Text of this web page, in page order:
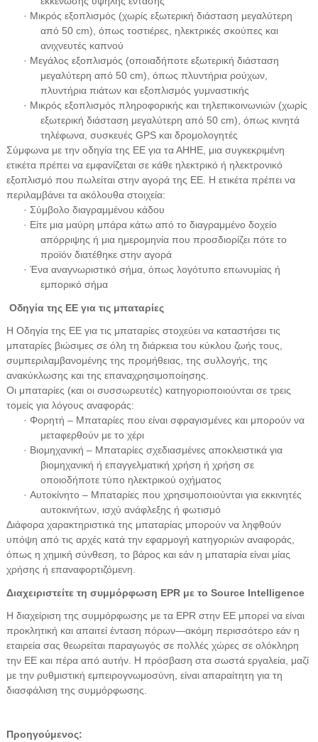
· Μικρός εξοπλισμός (χωρίς εξωτερική διάσταση μεγαλύτερη
από 50 cm), όπως τοστιέρες, ηλεκτρικές σκούπες και
ανιχνευτές καπνού
· Μεγάλος εξοπλισμός (οποιαδήποτε εξωτερική διάσταση
μεγαλύτερη από 50 cm), όπως πλυντήρια ρούχων,
πλυντήρια πιάτων και εξοπλισμός γυμναστικής
· Μικρός εξοπλισμός πληροφορικής και τηλεπικοινωνιών (χωρίς
εξωτερική διάσταση μεγαλύτερη από 50 cm), όπως κινητά
τηλέφωνα, συσκευές GPS και δρομολογητές
Σύμφωνα με την οδηγία της ΕΕ για τα ΑΗΗΕ, μια συγκεκριμένη
ετικέτα πρέπει να εμφανίζεται σε κάθε ηλεκτρικό ή ηλεκτρονικό
εξοπλισμό που πωλείται στην αγορά της ΕΕ. Η ετικέτα πρέπει να
περιλαμβάνει τα ακόλουθα στοιχεία:
· Σύμβολο διαγραμμένου κάδου
· Είτε μια μαύρη μπάρα κάτω από το διαγραμμένο δοχείο
απόρριψης ή μια ημερομηνία που προσδιορίζει πότε το
προϊόν διατέθηκε στην αγορά
· Ένα αναγνωριστικό σήμα, όπως λογότυπο επωνυμίας ή
εμπορικό σήμα
Οδηγία της ΕΕ για τις μπαταρίες
Η Οδηγία της ΕΕ για τις μπαταρίες στοχεύει να καταστήσει τις
μπαταρίες βιώσιμες σε όλη τη διάρκεια του κύκλου ζωής τους,
συμπεριλαμβανομένης της προμήθειας, της συλλογής, της
ανακύκλωσης και της επαναχρησιμοποίησης.
Οι μπαταρίες (και οι συσσωρευτές) κατηγοριοποιούνται σε τρεις
τομείς για λόγους αναφοράς:
· Φορητή – Μπαταρίες που είναι σφραγισμένες και μπορούν να
μεταφερθούν με το χέρι
· Βιομηχανική – Μπαταρίες σχεδιασμένες αποκλειστικά για
βιομηχανική ή επαγγελματική χρήση ή χρήση σε
οποιοδήποτε τύπο ηλεκτρικού οχήματος
· Αυτοκίνητο – Μπαταρίες που χρησιμοποιούνται για εκκινητές
αυτοκινήτων, ισχύ ανάφλεξης ή φωτισμό
Διάφορα χαρακτηριστικά της μπαταρίας μπορούν να ληφθούν
υπόψη από τις αρχές κατά την εφαρμογή κατηγοριών αναφοράς,
όπως η χημική σύνθεση, το βάρος και εάν η μπαταρία είναι μίας
χρήσης ή επαναφορτιζόμενη.
Διαχειριστείτε τη συμμόρφωση EPR με το Source Intelligence
Η διαχείριση της συμμόρφωσης με τα EPR στην ΕΕ μπορεί να είναι
προκλητική και απαιτεί ένταση πόρων—ακόμη περισσότερο εάν η
εταιρεία σας θεωρείται παραγωγός σε πολλές χώρες σε ολόκληρη
την ΕΕ και πέρα ​​από αυτήν. Η πρόσβαση στα σωστά εργαλεία, μαζί
με την ρυθμιστική εμπειρογνωμοσύνη, είναι απαραίτητη για τη
διασφάλιση της συμμόρφωσης.
Προηγούμενος: